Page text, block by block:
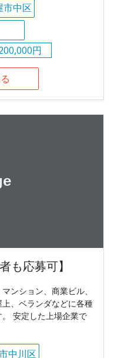
市中区
円
も応募可】
ンション、商業ビル、
、ベランダなどに各種
安定した上場企業で
中川区